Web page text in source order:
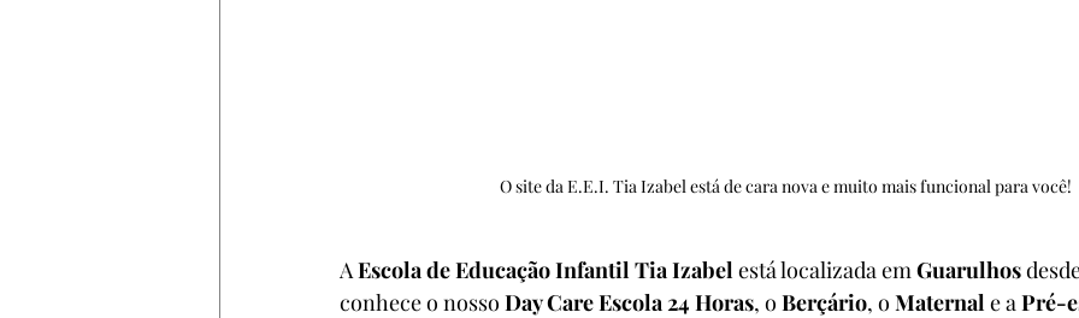
O site da E.E.I. Tia Izabel está de cara nova e muito mais funcional para você!
A Escola de Educação Infantil Tia Izabel está localizada em Guarulhos
conhece o nosso Day Care Escola 24 Horas, o Berçário, o Maternal e a Pré-